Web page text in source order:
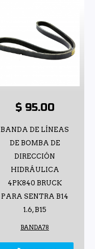
$ 95.00
BANDA DE LÍNEAS
DE BOMBA DE
DIRECCIÓN
HIDRÁULICA
4PK840 BRUCK
PARA SENTRA B14
1.6, B15
BANDA78